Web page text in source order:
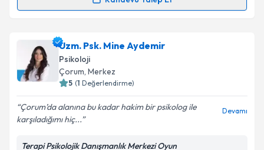
için bir takvim hazırlandığında e-posta ile
bilgilendireceğiz.
E-posta Adresiniz
Uzm. Psk. Mine Aydemir
Psikoloji
Çorum, Merkez
5 (1 Değerlendirme)
Çorum’da alanına bu kadar hakim bir psikolog ile
karşıladığımı hiç...
Devamı
Terapi Psikolojik Danışmanlık Merkezi Oyun